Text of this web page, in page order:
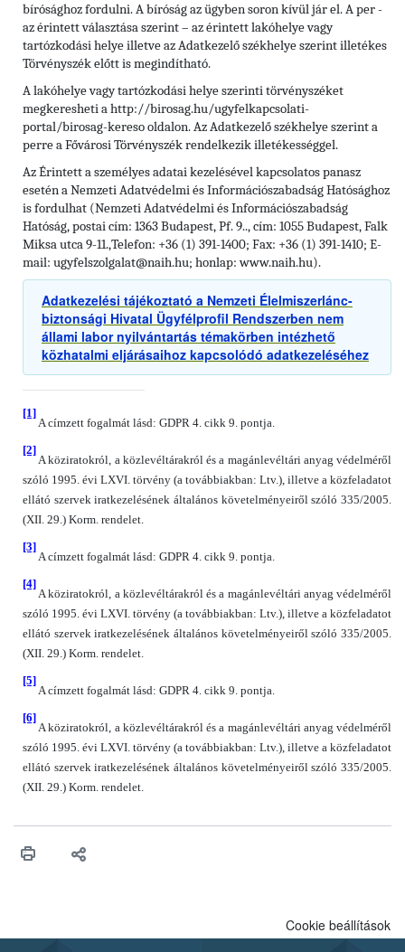
bírósághoz fordulni. A bíróság az ügyben soron kívül jár el. A per -
az érintett választása szerint – az érintett lakóhelye vagy
tartózkodási helye illetve az Adatkezelő székhelye szerint illetékes
Törvényszék előtt is megindítható.
A lakóhelye vagy tartózkodási helye szerinti törvényszéket
megkeresheti a http://birosag.hu/ugyfelkapcsolati-
portal/birosag-kereso oldalon. Az Adatkezelő székhelye szerint a
perre a Fővárosi Törvényszék rendelkezik illetékességgel.
Az Érintett a személyes adatai kezelésével kapcsolatos panasz
esetén a Nemzeti Adatvédelmi és Információszabadság Hatósághoz
is fordulhat (Nemzeti Adatvédelmi és Információszabadság
Hatóság, postai cím: 1363 Budapest, Pf. 9.., cím: 1055 Budapest, Falk
Miksa utca 9-11.,Telefon: +36 (1) 391-1400; Fax: +36 (1) 391-1410; E-
mail: ugyfelszolgalat@naih.hu; honlap: www.naih.hu).
Adatkezelési tájékoztató a Nemzeti Élelmiszerlánc-
biztonsági Hivatal Ügyfélprofil Rendszerben nem
állami labor nyilvántartás témakörben intézhető
közhatalmi eljárásaihoz kapcsolódó adatkezeléséhez
[1]
A címzett fogalmát lásd: GDPR 4. cikk 9. pontja.
[2]
A köziratokról, a közlevéltárakról és a magánlevéltári anyag védelméről
szóló 1995. évi LXVI. törvény (a továbbiakban: Ltv.), illetve a közfeladatot
ellátó szervek iratkezelésének általános követelményeiről szóló 335/2005.
(XII. 29.) Korm. rendelet.
[3]
A címzett fogalmát lásd: GDPR 4. cikk 9. pontja.
[4]
A köziratokról, a közlevéltárakról és a magánlevéltári anyag védelméről
szóló 1995. évi LXVI. törvény (a továbbiakban: Ltv.), illetve a közfeladatot
ellátó szervek iratkezelésének általános követelményeiről szóló 335/2005.
(XII. 29.) Korm. rendelet.
[5]
A címzett fogalmát lásd: GDPR 4. cikk 9. pontja.
[6]
A köziratokról, a közlevéltárakról és a magánlevéltári anyag védelméről
szóló 1995. évi LXVI. törvény (a továbbiakban: Ltv.), illetve a közfeladatot
ellátó szervek iratkezelésének általános követelményeiről szóló 335/2005.
(XII. 29.) Korm. rendelet.
Cookie beállítások